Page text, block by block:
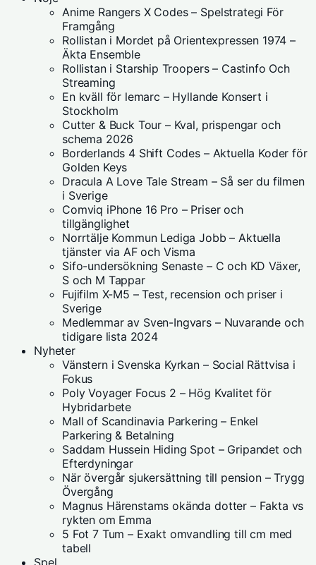
Anime Rangers X Codes – Spelstrategi För
Framgång
Rollistan i Mordet på Orientexpressen 1974 –
Äkta Ensemble
Rollistan i Starship Troopers – Castinfo Och
Streaming
En kväll för lemarc – Hyllande Konsert i
Stockholm
Cutter & Buck Tour – Kval, prispengar och
schema 2026
Borderlands 4 Shift Codes – Aktuella Koder för
Golden Keys
Dracula A Love Tale Stream – Så ser du filmen
i Sverige
Comviq iPhone 16 Pro – Priser och
tillgänglighet
Norrtälje Kommun Lediga Jobb – Aktuella
tjänster via AF och Visma
Sifo-undersökning Senaste – C och KD Växer,
S och M Tappar
Fujifilm X-M5 – Test, recension och priser i
Sverige
Medlemmar av Sven-Ingvars – Nuvarande och
tidigare lista 2024
Nyheter
Vänstern i Svenska Kyrkan – Social Rättvisa i
Fokus
Poly Voyager Focus 2 – Hög Kvalitet för
Hybridarbete
Mall of Scandinavia Parkering – Enkel
Parkering & Betalning
Saddam Hussein Hiding Spot – Gripandet och
Efterdyningar
När övergår sjukersättning till pension – Trygg
Övergång
Magnus Härenstams okända dotter – Fakta vs
rykten om Emma
5 Fot 7 Tum – Exakt omvandling till cm med
tabell
Spel